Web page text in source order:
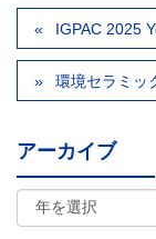
IGPAC 2025
環境セラミッ
アーカイブ